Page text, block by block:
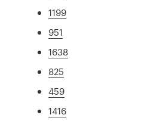
1199
951
1638
825
459
1416